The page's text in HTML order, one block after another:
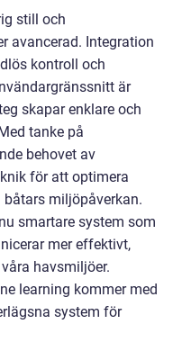
still och
avancerad. Integration
kontroll och
är
skapar enklare och
tanke på
behovet av
för att optimera
miljöpåverkan.
smartare system som
mer effektivt,
havsmiljöer.
learning kommer med
system för